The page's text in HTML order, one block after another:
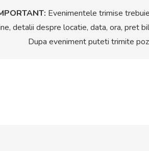
Evenimentele trimise
detalii despre locatie, data, ora, pret
Dupa eveniment puteti trimite